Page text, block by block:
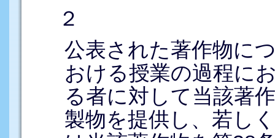
２
公表された著作物に
おける授業の過程に
る者に対して当該著
製物を提供し、若し